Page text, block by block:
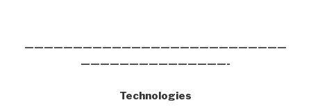
———————————————————————————
———————————————-
Technologies